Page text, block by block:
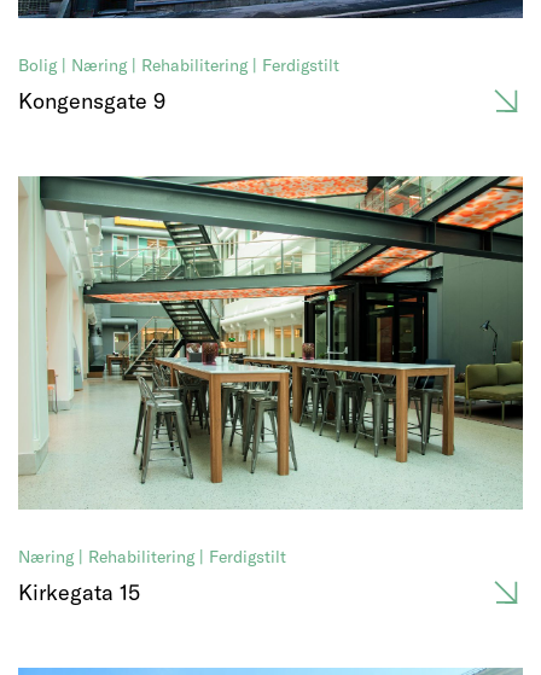
Bolig | Næring | Rehabilitering | Ferdigstilt
Kongensgate 9
Næring | Rehabilitering | Ferdigstilt
Kirkegata 15